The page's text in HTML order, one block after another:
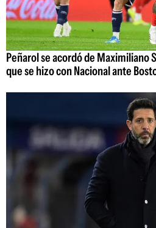
Peñarol se acordó de Maximiliano
que se hizo con Nacional ante